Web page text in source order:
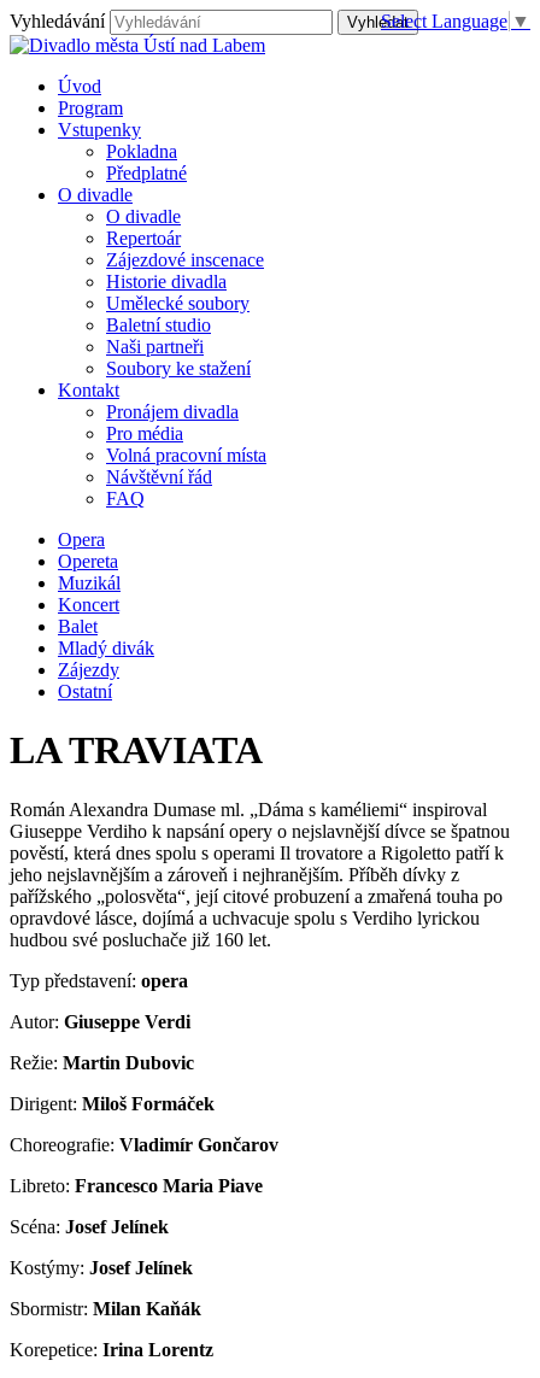
Vyhledávání
Úvod
Program
Vstupenky
Pokladna
Předplatné
O divadle
O divadle
Repertoár
Zájezdové inscenace
Historie divadla
Umělecké soubory
Baletní studio
Naši partneři
Soubory ke stažení
Kontakt
Pronájem divadla
Pro média
Volná pracovní místa
Návštěvní řád
FAQ
Select Language ▼
Opera
Opereta
Muzikál
Koncert
Balet
Mladý divák
Zájezdy
Ostatní
LA TRAVIATA
Román Alexandra Dumase ml. „Dáma s kaméliemi“ inspiroval
Giuseppe Verdiho k napsání opery o nejslavnější dívce se špatnou
pověstí, která dnes spolu s operami Il trovatore a Rigoletto patří k
jeho nejslavnějším a zároveň i nejhranějším. Příběh dívky z
pařížského „polosvěta“, její citové probuzení a zmařená touha po
opravdové lásce, dojímá a uchvacuje spolu s Verdiho lyrickou
hudbou své posluchače již 160 let.
Typ představení: opera
Autor: Giuseppe Verdi
Režie: Martin Dubovic
Dirigent: Miloš Formáček
Choreografie: Vladimír Gončarov
Libreto: Francesco Maria Piave
Scéna: Josef Jelínek
Kostýmy: Josef Jelínek
Sbormistr: Milan Kaňák
Korepetice: Irina Lorentz